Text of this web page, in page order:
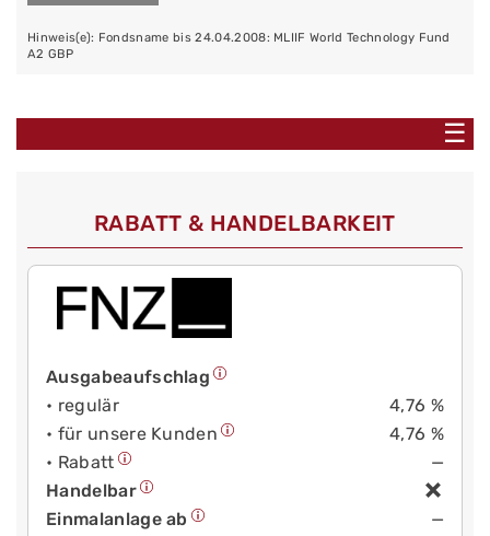
Hinweis(e): Fondsname bis 24.04.2008: MLIIF World Technology Fund
A2 GBP
☰
RABATT & HANDELBARKEIT
Ausgabeaufschlag
• regulär
4,76 %
• für unsere Kunden
4,76 %
• Rabatt
—
Handelbar
Einmalanlage ab
—